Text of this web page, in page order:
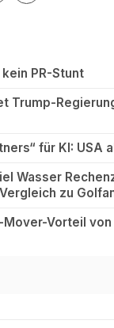
PR-Stunt
Trump-
für KI: USA
Wasser
zu
Vorteil